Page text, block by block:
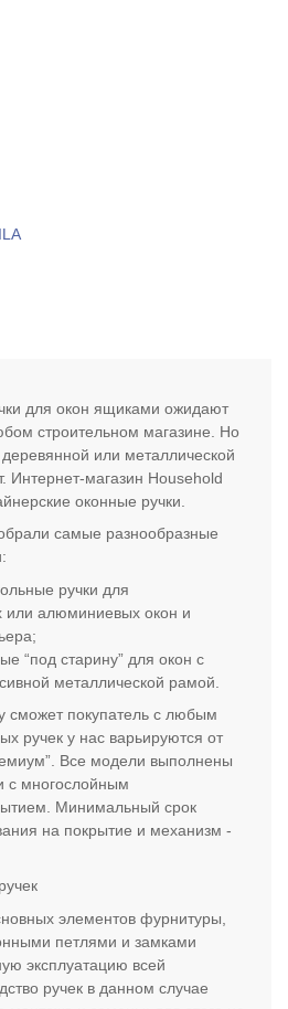
для окон ящиками ожидают
строительном магазине. Но
или металлической
Интернет-магазин Household
оконные ручки.
самые разнообразные
ручки для
или алюминиевых окон и
“под старину” для окон с
металлической рамой.
сможет покупатель с любым
ручек у нас варьируются от
Все модели выполнены
с многослойным
Минимальный срок
на покрытие и механизм -
элементов фурнитуры,
петлями и замками
эксплуатацию всей
ручек в данном случае